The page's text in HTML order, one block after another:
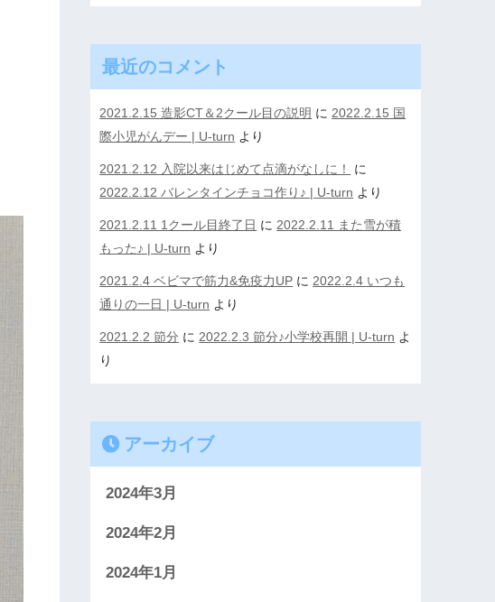
最近のコメント
2021.2.15 造影CT＆2クール目の説明 に 2022.2.15 国
際小児がんデー | U-turn より
2021.2.12 入院以来はじめて点滴がなしに！
に
2022.2.12 バレンタインチョコ作り♪ | U-turn より
2021.2.11 1クール目終了日 に 2022.2.11 また雪が積
もった♪ | U-turn より
2021.2.4 ベビマで筋力&免疫力UP に 2022.2.4 いつも
通りの一日 | U-turn より
2021.2.2 節分 に 2022.2.3 節分♪小学校再開 | U-turn よ
り
アーカイブ
2024年3月
2024年2月
2024年1月